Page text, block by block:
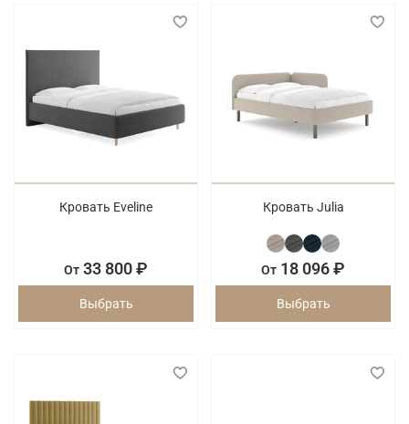
Кровать Eveline
От 33 800 ₽
Выбрать
Кровать Julia
От 18 096 ₽
Выбрать